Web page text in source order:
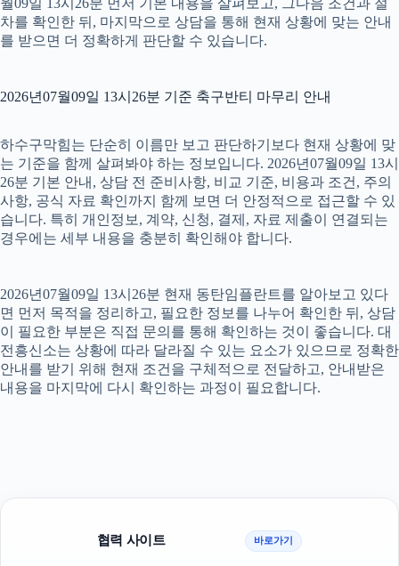
월09일 13시26분 먼저 기본 내용을 살펴보고, 그다음 조건과 절
차를 확인한 뒤, 마지막으로 상담을 통해 현재 상황에 맞는 안내
를 받으면 더 정확하게 판단할 수 있습니다.
2026년07월09일 13시26분 기준 축구반티 마무리 안내
하수구막힘는 단순히 이름만 보고 판단하기보다 현재 상황에 맞
는 기준을 함께 살펴봐야 하는 정보입니다. 2026년07월09일 13시
26분 기본 안내, 상담 전 준비사항, 비교 기준, 비용과 조건, 주의
사항, 공식 자료 확인까지 함께 보면 더 안정적으로 접근할 수 있
습니다. 특히 개인정보, 계약, 신청, 결제, 자료 제출이 연결되는
경우에는 세부 내용을 충분히 확인해야 합니다.
2026년07월09일 13시26분 현재 동탄임플란트를 알아보고 있다
면 먼저 목적을 정리하고, 필요한 정보를 나누어 확인한 뒤, 상담
이 필요한 부분은 직접 문의를 통해 확인하는 것이 좋습니다. 대
전흥신소는 상황에 따라 달라질 수 있는 요소가 있으므로 정확한
안내를 받기 위해 현재 조건을 구체적으로 전달하고, 안내받은
내용을 마지막에 다시 확인하는 과정이 필요합니다.
협력 사이트 바로가기